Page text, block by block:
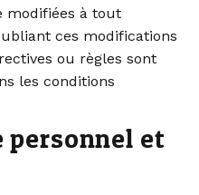
modifiées à tout
ces modifications
ou règles sont
les conditions
et